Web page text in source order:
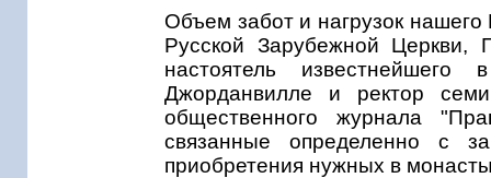
Объем забот и нагрузок
Русской Зарубежной Церкви,
настоятель
Джорданвилле и ректор
общественного журнала
связанные определенно с
приобретения нужных в